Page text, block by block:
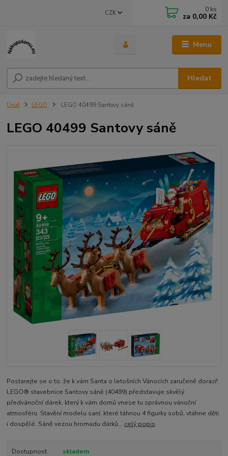
Menu
CZK
Hledat
0 ks
za 0,00 Kč
Úvod LEGO LEGO 40499 Santovy sáně
LEGO 40499 Santovy sáně
Postarejte se o to, že k vám Santa o letošních Vánocích zaručeně dorazí!
LEGO® stavebnice Santovy sáně (40499) představuje skvělý
předvánoční dárek, který k vám domů vnese tu správnou vánoční
atmosféru. Stavění modelu saní, které táhnou 4 figurky sobů, vtáhne děti
i dospělé. Sáně vezou hromadu dárků... celý popis
Dostupnost skladem